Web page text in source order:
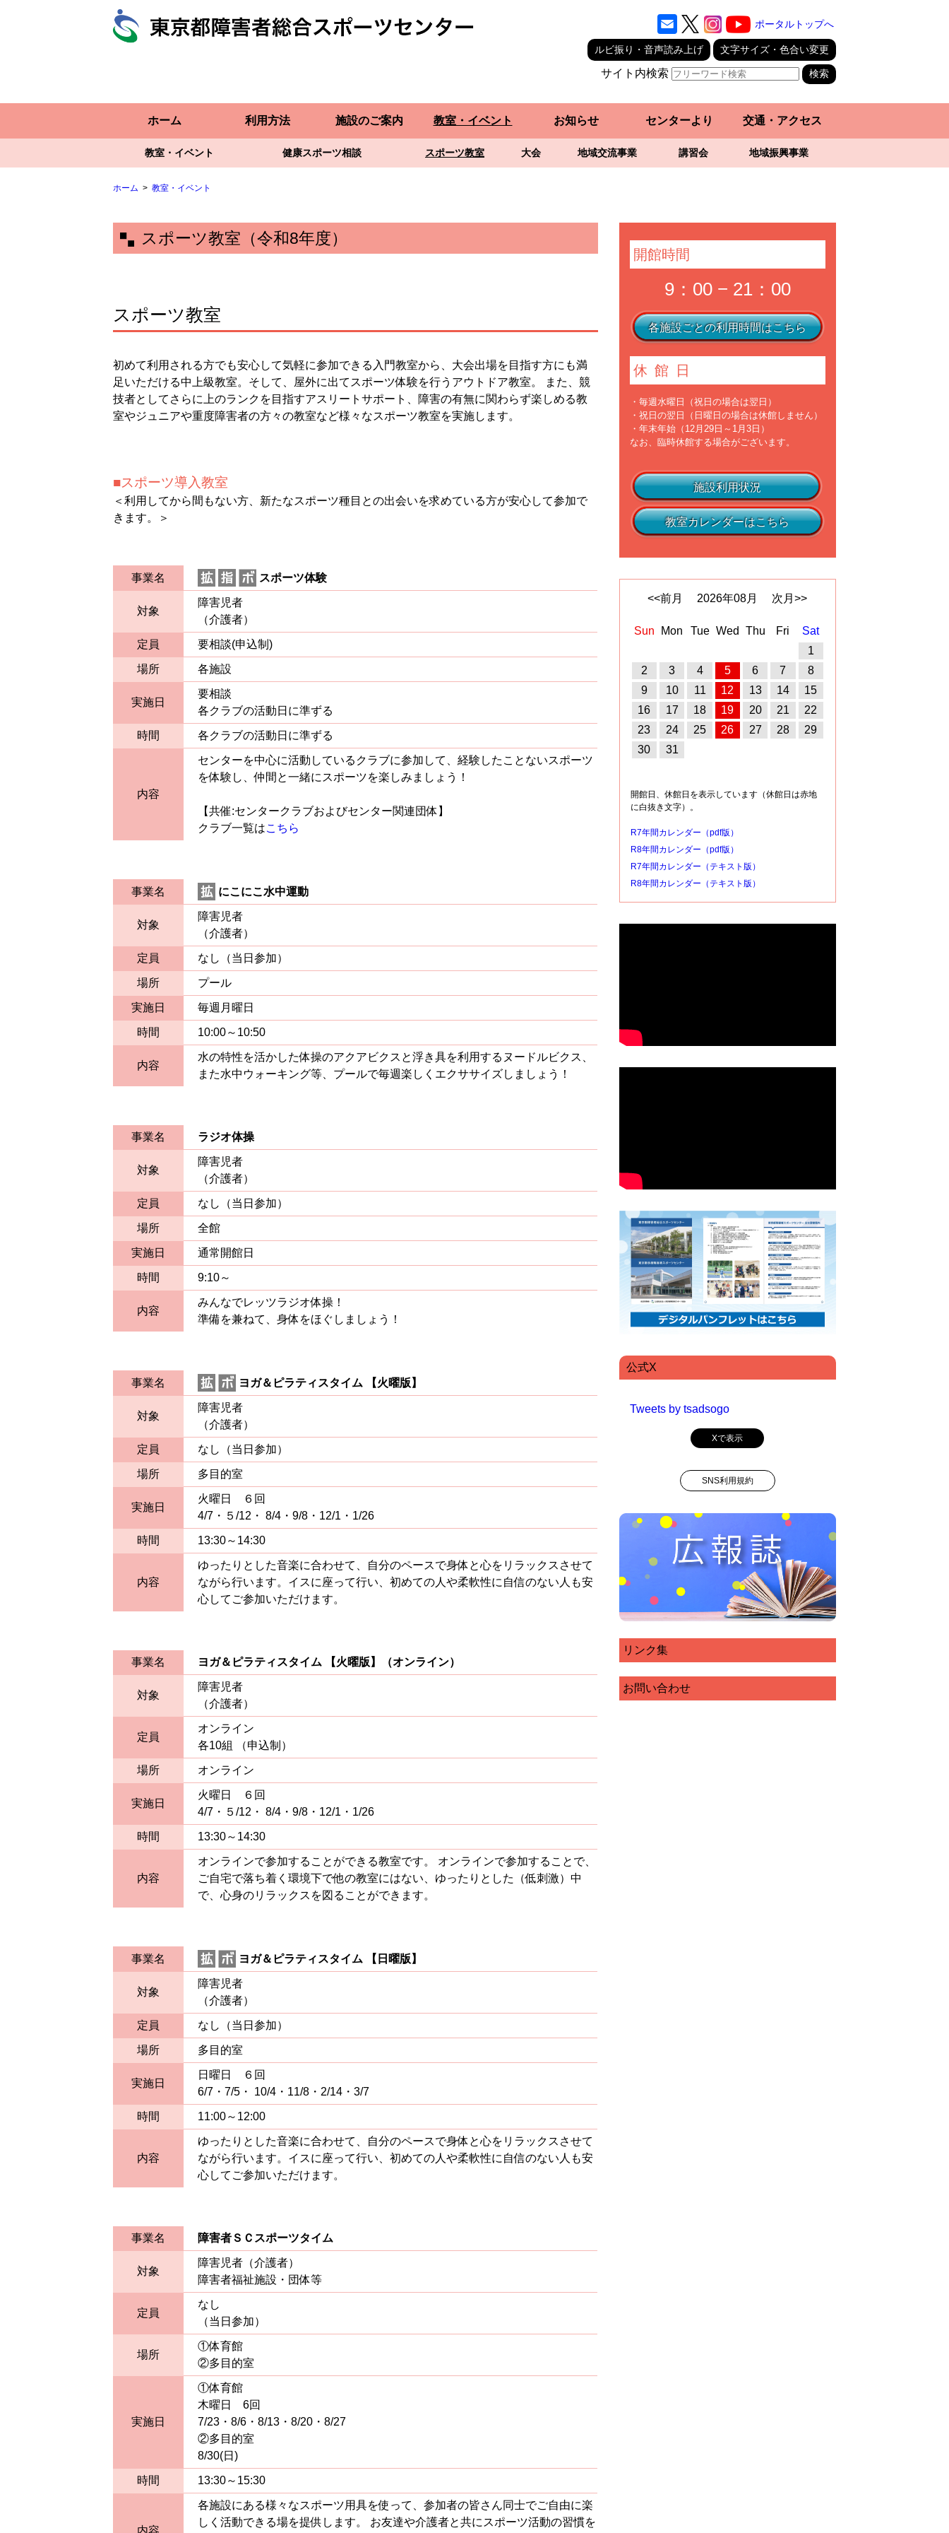
ポータルトップへ
ルビ振り・音声読み上げ 文字サイズ・色合い変更
サイト内検索
ホーム 利用方法 施設のご案内 教室・イベント お知らせ センターより 交通・アクセス
教室・イベント 健康スポーツ相談 スポーツ教室 大会 地域交流事業 講習会 地域振興事業
ホーム 教室・イベント
スポーツ教室（令和8年度）
スポーツ教室
初めて利用される方でも安心して気軽に参加できる入門教室から、大会出場を目指す方にも満
足いただける中上級教室。そして、屋外に出てスポーツ体験を行うアウトドア教室。 また、競
技者としてさらに上のランクを目指すアスリートサポート、障害の有無に関わらず楽しめる教
室やジュニアや重度障害者の方々の教室など様々なスポーツ教室を実施します。
スポーツ導入教室
＜利用してから間もない方、新たなスポーツ種目との出会いを求めている方が安心して参加で
きます。＞
事業名 スポーツ体験
対象
障害児者
（介護者）
定員 要相談(申込制)
場所 各施設
実施日
要相談
各クラブの活動日に準ずる
時間 各クラブの活動日に準ずる
内容
センターを中心に活動しているクラブに参加して、経験したことないスポーツ
を体験し、仲間と一緒にスポーツを楽しみましょう！
【共催:センタークラブおよびセンター関連団体】
クラブ一覧はこちら
事業名 にこにこ水中運動
対象
障害児者
（介護者）
定員 なし（当日参加）
場所 プール
実施日 毎週月曜日
時間 10:00～10:50
内容
水の特性を活かした体操のアクアビクスと浮き具を利用するヌードルビクス、
また水中ウォーキング等、プールで毎週楽しくエクササイズしましょう！
事業名 ラジオ体操
対象
障害児者
（介護者）
定員 なし（当日参加）
場所 全館
実施日 通常開館日
時間 9:10～
内容
みんなでレッツラジオ体操！
準備を兼ねて、身体をほぐしましょう！
事業名 ヨガ＆ピラティスタイム 【火曜版】
対象
障害児者
（介護者）
定員 なし（当日参加）
場所 多目的室
実施日
火曜日 ６回
4/7・５/12・ 8/4・9/8・12/1・1/26
時間 13:30～14:30
内容
ゆったりとした音楽に合わせて、自分のペースで身体と心をリラックスさせて
ながら行います。イスに座って行い、初めての人や柔軟性に自信のない人も安
心してご参加いただけます。
事業名 ヨガ＆ピラティスタイム 【火曜版】（オンライン）
対象
障害児者
（介護者）
定員
オンライン
各10組 （申込制）
場所 オンライン
実施日
火曜日 ６回
4/7・５/12・ 8/4・9/8・12/1・1/26
時間 13:30～14:30
内容
オンラインで参加することができる教室です。 オンラインで参加することで、
ご自宅で落ち着く環境下で他の教室にはない、ゆったりとした（低刺激）中
で、心身のリラックスを図ることができます。
事業名 ヨガ＆ピラティスタイム 【日曜版】
対象
障害児者
（介護者）
定員 なし（当日参加）
場所 多目的室
実施日
日曜日 ６回
6/7・7/5・ 10/4・11/8・2/14・3/7
時間 11:00～12:00
内容
ゆったりとした音楽に合わせて、自分のペースで身体と心をリラックスさせて
ながら行います。イスに座って行い、初めての人や柔軟性に自信のない人も安
心してご参加いただけます。
事業名 障害者ＳＣスポーツタイム
対象
障害児者（介護者）
障害者福祉施設・団体等
定員
なし
（当日参加）
場所
①体育館
②多目的室
実施日
①体育館
木曜日 6回
7/23・8/6・8/13・8/20・8/27
②多目的室
8/30(日)
時間 13:30～15:30
内容
各施設にある様々なスポーツ用具を使って、参加者の皆さん同士でご自由に楽
しく活動できる場を提供します。 お友達や介護者と共にスポーツ活動の習慣を
開館時間
9：00 − 21：00
各施設ごとの利用時間はこちら
休館日
・毎週水曜日（祝日の場合は翌日）
・祝日の翌日（日曜日の場合は休館しません）
・年末年始（12月29日～1月3日）
なお、臨時休館する場合がございます。
施設利用状況
教室カレンダーはこちら
<<前月 2026年08月 次月>>
Sun Mon Tue Wed Thu Fri
Sat
1
2
3 4 5 6 7
8
9
10 11 12 13 14
15
16
17 18 19 20 21
22
23
24 25 26 27 28
29
30
31
開館日、休館日を表示しています（休館日は赤地
に白抜き文字）。
R7年間カレンダー（pdf版）
R8年間カレンダー（pdf版）
R7年間カレンダー（テキスト版）
R8年間カレンダー（テキスト版）
公式X
Tweets by tsadsogo
Xで表示
SNS利用規約
リンク集
お問い合わせ